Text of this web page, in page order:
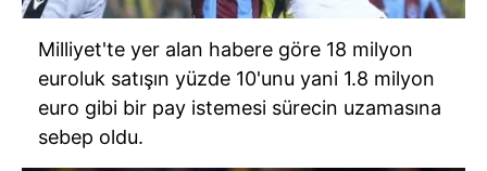
Milliyet'te yer alan habere göre 18 milyon
euroluk satışın yüzde 10'unu yani 1.8 milyon
euro gibi bir pay istemesi sürecin uzamasına
sebep oldu.